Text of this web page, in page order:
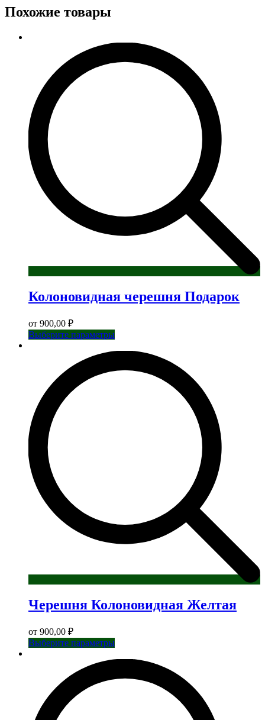
Похожие товары
Колоновидная черешня Подарок
от 900,00 ₽
Выберите параметрыЭтот
вариаций.
Черешня Колоновидная Желтая
от 900,00 ₽
Выберите параметрыЭтот
вариаций.